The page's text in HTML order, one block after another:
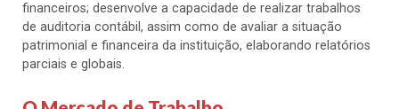
financeiros; desenvolve a capacidade de realizar trabalhos
de auditoria contábil, assim como de avaliar a situação
patrimonial e financeira da instituição, elaborando relatórios
parciais e globais.